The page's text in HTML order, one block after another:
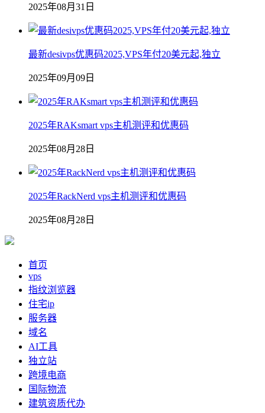
2025年08月31日
最新desivps优惠码2025,VPS年付20美元起,独立
2025年09月09日
2025年RAKsmart vps主机测评和优惠码
2025年08月28日
2025年RackNerd vps主机测评和优惠码
2025年08月28日
首页
vps
指纹浏览器
住宅ip
服务器
域名
AI工具
独立站
跨境电商
国际物流
建筑资质代办